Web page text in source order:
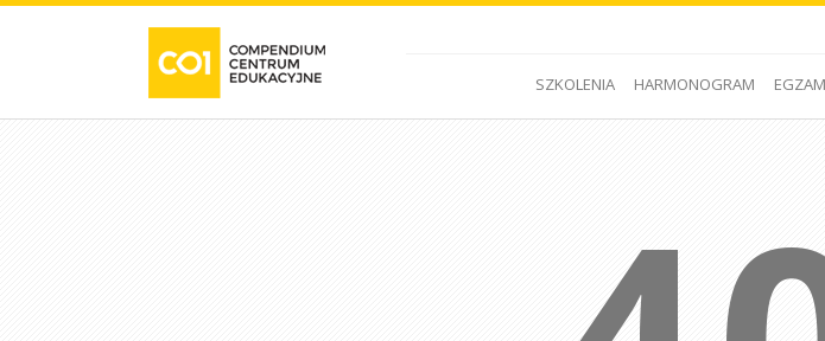
SZKOLENIA HARMONOGRAM